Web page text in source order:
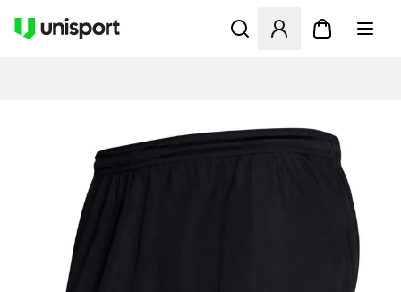
Åbner en Modal til at